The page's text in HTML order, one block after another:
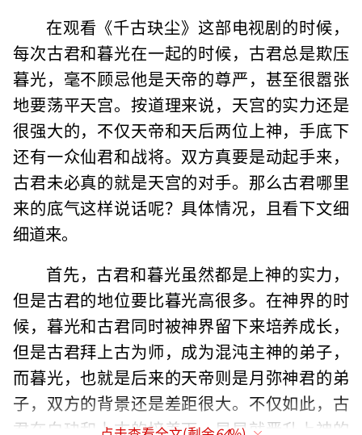
在观看《千古玦尘》这部电视剧的时候，
每次古君和暮光在一起的时候，古君总是欺压
暮光，毫不顾忌他是天帝的尊严，甚至很嚣张
地要荡平天宫。按道理来说，天宫的实力还是
很强大的，不仅天帝和天后两位上神，手底下
还有一众仙君和战将。双方真要是动起手来，
古君未必真的就是天宫的对手。那么古君哪里
来的底气这样说话呢？具体情况，且看下文细
细道来。
首先，古君和暮光虽然都是上神的实力，
但是古君的地位要比暮光高很多。在神界的时
候，暮光和古君同时被神界留下来培养成长，
但是古君拜上古为师，成为混沌主神的弟子，
而暮光，也就是后来的天帝则是月弥神君的弟
子，双方的背景还是差距很大。不仅如此，古
君在白玦和上古的培养下，早早就晋升上神的